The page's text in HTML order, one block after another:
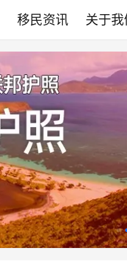
移民资讯 关于我